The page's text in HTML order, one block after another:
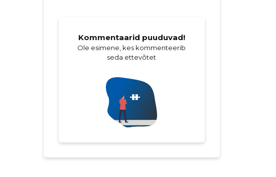
Kommentaarid puuduvad!
Ole esimene, kes kommenteerib
seda ettevõtet